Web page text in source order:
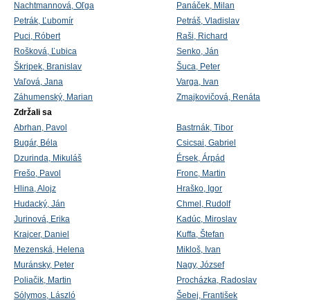
Nachtmannová, Oľga
Panáček, Milan
Petrák, Ľubomír
Petráš, Vladislav
Puci, Róbert
Raši, Richard
Rošková, Ľubica
Senko, Ján
Škripek, Branislav
Šuca, Peter
Vaľová, Jana
Varga, Ivan
Záhumenský, Marian
Zmajkovičová, Renáta
Zdržali sa
Abrhan, Pavol
Bastrnák, Tibor
Bugár, Béla
Csicsai, Gabriel
Dzurinda, Mikuláš
Érsek, Árpád
Frešo, Pavol
Fronc, Martin
Hlina, Alojz
Hraško, Igor
Hudacký, Ján
Chmel, Rudolf
Jurinová, Erika
Kadúc, Miroslav
Krajcer, Daniel
Kuffa, Štefan
Mezenská, Helena
Mikloš, Ivan
Muránsky, Peter
Nagy, József
Poliačik, Martin
Procházka, Radoslav
Sólymos, László
Šebej, František